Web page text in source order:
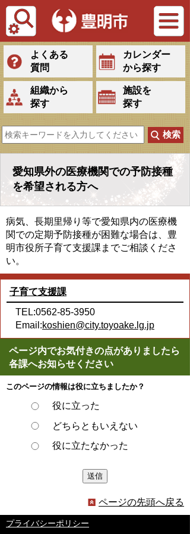
Tiếng Việt
よくある
質問
カレンダー
から探す
組織から
探す
施設を
探す
愛知県外の医療機関での予防接種
を希望される方へ
病気、長期里帰り等で愛知県内の医療機
関での定期予防接種が困難な場合は、豊
明市役所子育て支援課までご相談くださ
い。
子育て支援課
TEL:0562-85-3950
Email:koshien@city.toyoake.lg.jp
ページ内でお気付きの点がありましたら
各課へお知らせください
このページの情報は役に立ちましたか？
役に立った
どちらともいえない
役に立たなかった
ページの先頭へ戻る
プライバシーポリシー